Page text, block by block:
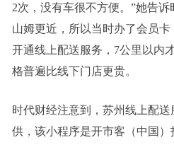
2次，没有车很不方便。”她告诉
山姆更近，所以当时办了会员卡
开通线上配送服务，7公里以内
格普遍比线下门店更贵。
时代财经注意到，苏州线上配
供，该小程序是开市客（中国